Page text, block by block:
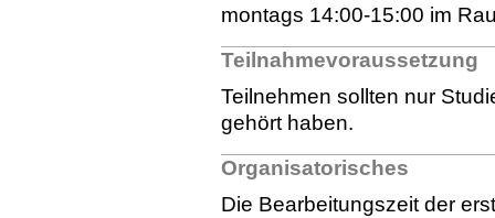
montags 14:00-15:00 im
Teilnahmevoraussetzung
Teilnehmen sollten nur
gehört haben.
Organisatorisches
Die Bearbeitungszeit der